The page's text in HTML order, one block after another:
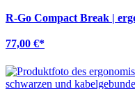
R-Go Compact Break |
77,00 €*